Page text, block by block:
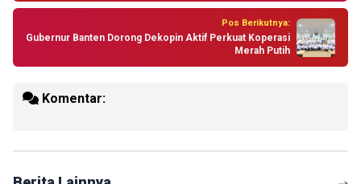
Pos Berikutnya:
Gubernur Banten Dorong Dekopin Aktif Perkuat Koperasi
Merah Putih
Komentar: